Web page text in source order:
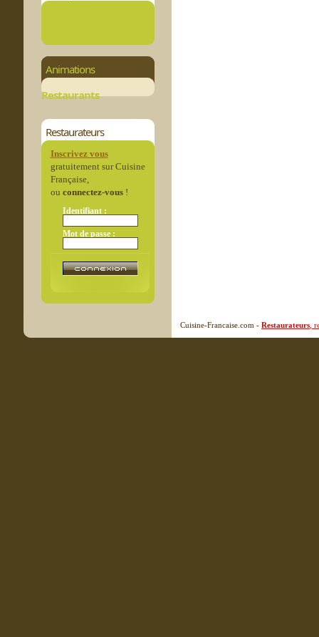
Animations
Restaurants
Restaurateurs
Inscrivez vous
gratuitement sur Cuisine
Française,
ou connectez-vous!
Identifiant :
Mot de passe :
Cuisine-Francaise.com - Restaurateurs ,